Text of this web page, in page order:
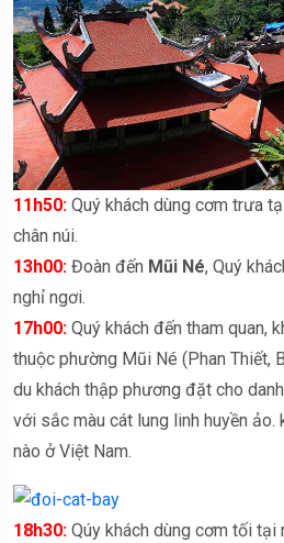
11h50: Quý khách dùng cơm trưa
chân núi.
13h00: Đoàn đến Mũi Né, Quý
nghỉ ngơi.
17h00: Quý khách đến tham quan,
thuộc phường Mũi Né (Phan Thiết,
du khách thập phương đặt cho
với sắc màu cát lung linh huyền
nào ở Việt Nam.
18h30: Qúy khách dùng cơm tối tại